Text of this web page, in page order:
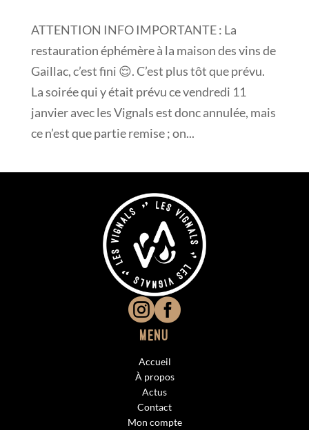
ATTENTION INFO IMPORTANTE : La
restauration éphémère à la maison des vins de
Gaillac, c’est fini 😌. C’est plus tôt que prévu.
La soirée qui y était prévu ce vendredi 11
janvier avec les Vignals est donc annulée, mais
ce n’est que partie remise ; on...

Menu
Accueil
À propos
Actus
Contact
Mon compte